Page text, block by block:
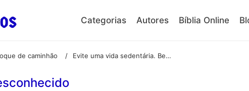
Categorias Autores Bíblia Online
de caminhão / Evite uma vida sedentária. Beba água.